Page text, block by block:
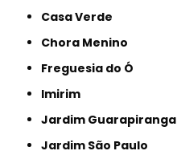
Casa Verde
Chora Menino
Freguesia do Ó
Imirim
Jardim Guarapiranga
Jardim São Paulo